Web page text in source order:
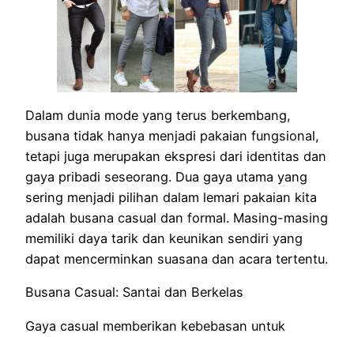
Dalam dunia mode yang terus berkembang,
busana tidak hanya menjadi pakaian fungsional,
tetapi juga merupakan ekspresi dari identitas dan
gaya pribadi seseorang. Dua gaya utama yang
sering menjadi pilihan dalam lemari pakaian kita
adalah busana casual dan formal. Masing-masing
memiliki daya tarik dan keunikan sendiri yang
dapat mencerminkan suasana dan acara tertentu.
Busana Casual: Santai dan Berkelas
Gaya casual memberikan kebebasan untuk